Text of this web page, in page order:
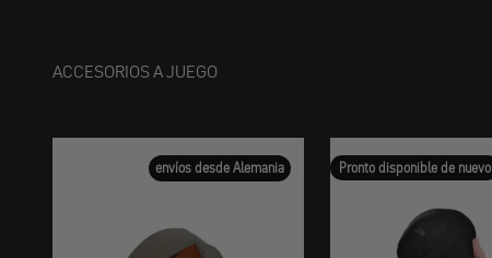
ACCESORIOS A JUEGO
envíos desde Alemania Pronto disponible de nuevo